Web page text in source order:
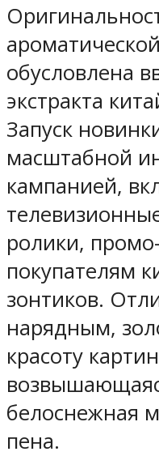
обусловлена
экстракта
Запуск
масштабной
кампанией,
ролики,
покупателям
зонтиков.
нарядным,
красоту
белоснежная
пена.